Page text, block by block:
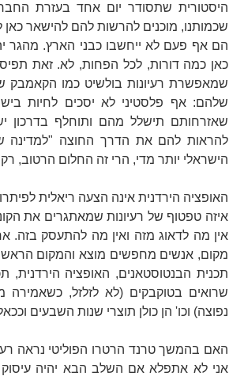
היסטורית שתסודר יום אחד בעזרת
שכמותנו, מוכנים להרשות להם להישאר כאן
הם אף פעם לא ייחשבו כבני הארץ. מהגר
כאן כמה דורות, לכל הפחות, לא. זאת
שמאפשרת רעיונות בולשיט כמו הקאמבק
שלהם: אף פלסטיני לא יסכים לחיות
שאזרחותם תישלל מהם ותוחלף בדרכון
להראות להם את הדרך החוצה "למדינה
הישראלי יותר מדי, הרי זה החלום הרטוב, רק
האופציה הירדנית אינה הצעה ריאלית
איזה טפטוף של רעיונות שמאתגרים את
אין מה לדאוג מזה ואין מה להתעסק בזה.
תכנית הבנטוסטאנים, האופציה
נפוצה) וכו' הן כולן תוצרי שנות השבעים
האם בהמשך טרנד הרטרו הפוליטי נראה
אני לא אתפלא אם השלב הבא יהיה עיסוק